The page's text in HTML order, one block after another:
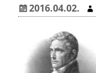
2016.04.02.